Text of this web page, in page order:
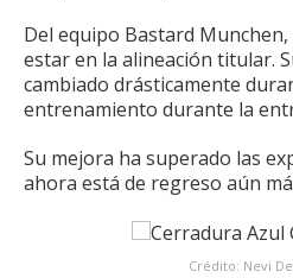
Del equipo Bastard
estar en la alineación titular.
cambiado drásticamente
entrenamiento durante la
Su mejora ha superado las
ahora está de regreso aún
Crédito: Nevi